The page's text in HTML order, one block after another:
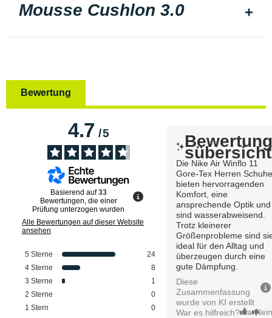
Mousse Cushlon 3.0
Bewertung
4.7/5
Basierend auf33
Bewertungen, die einer
Prüfung unterzogen wurden
Alle Bewertungen auf dieser Website
ansehen
5 Sterne
24
4 Sterne
8
3 Sterne
1
2 Sterne
0
1 Stern 0
sübersicht
Die Nike Air Winflo 11
Gore-Tex Herren
bieten hervorragenden
Komfort, eine
ansprechende Optik und
sind wasserabweisend.
Trotz kleinerer
Größenprobleme sind
ideal für den Alltag und
überzeugen durch eine
gute Dämpfung.
Diese
Zusammenfassung
wurde von KI erstellt
War es hilfreich? Ja